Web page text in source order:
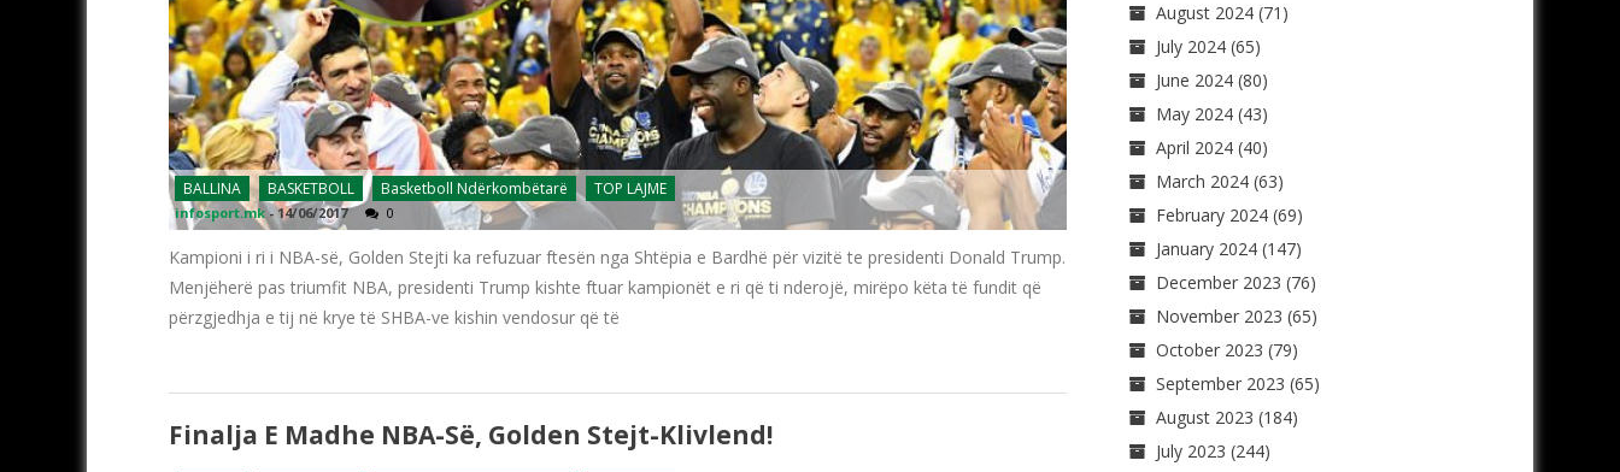
BALLINA BASKETBOLL Basketboll Ndërkombëtarë TOP LAJME
infosport.mk -14/06/2017 0
Kampioni i ri i NBA-së, Golden Stejti ka refuzuar ftesën nga Shtëpia e Bardhë për vizitë te presidenti Donald Trump.
Menjëherë pas triumfit NBA, presidenti Trump kishte ftuar kampionët e ri që ti nderojë, mirëpo këta të fundit që
përzgjedhja e tij në krye të SHBA-ve kishin vendosur që të
Finalja E Madhe NBA-Së, Golden Stejt-Klivlend!
August 2024(71)
July 2024(65)
June 2024(80)
May 2024(43)
April 2024(40)
March 2024(63)
February 2024(69)
January 2024(147)
December 2023 (76)
November 2023 (65)
October 2023 (79)
September 2023 (65)
August 2023 (184)
July 2023 (244)